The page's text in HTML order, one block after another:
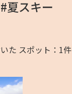
#夏スキー
た スポット：1件